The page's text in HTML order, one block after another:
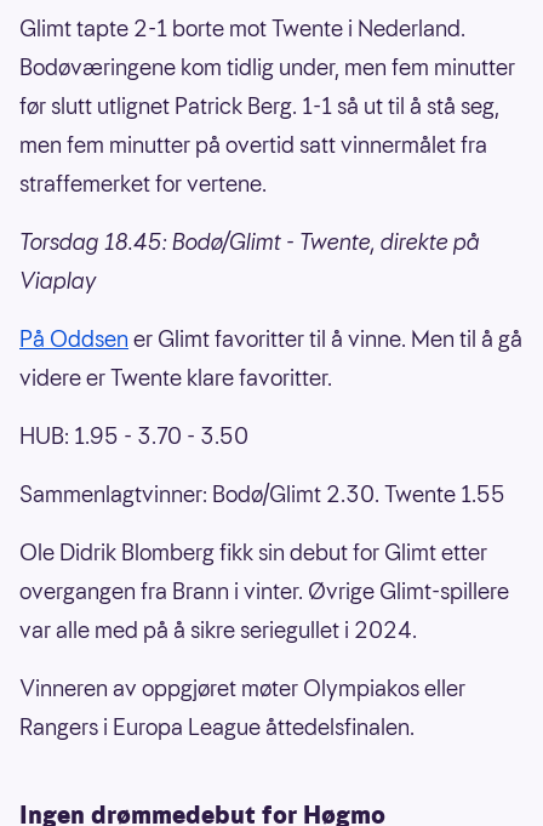
Glimt tapte 2-1 borte mot Twente i Nederland.
Bodøværingene kom tidlig under, men fem minutter
før slutt utlignet Patrick Berg. 1-1 så ut til å stå seg,
men fem minutter på overtid satt vinnermålet fra
straffemerket for vertene.
Torsdag 18.45: Bodø/Glimt - Twente, direkte på
Viaplay
På Oddsen er Glimt favoritter til å vinne. Men til å gå
videre er Twente klare favoritter.
HUB: 1.95 - 3.70 - 3.50
Sammenlagtvinner: Bodø/Glimt 2.30. Twente 1.55
Ole Didrik Blomberg fikk sin debut for Glimt etter
overgangen fra Brann i vinter. Øvrige Glimt-spillere
var alle med på å sikre seriegullet i 2024.
Vinneren av oppgjøret møter Olympiakos eller
Rangers i Europa League åttedelsfinalen.
Ingen drømmedebut for Høgmo